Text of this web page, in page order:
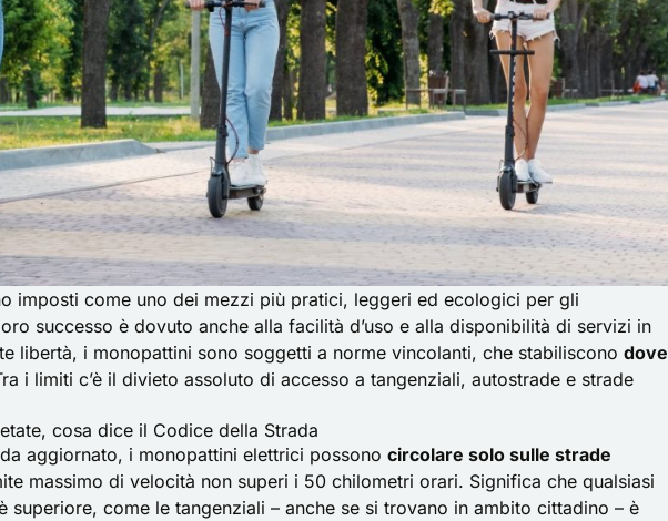
imposti come uno dei mezzi più pratici, leggeri ed ecologici per gli
successo è dovuto anche alla facilità d’uso e alla disponibilità di servizi in
libertà, i monopattini sono soggetti a norme vincolanti, che stabiliscono dove
i limiti c’è il divieto assoluto di accesso a tangenziali, autostrade e strade
cosa dice il Codice della Strada
aggiornato, i monopattini elettrici possono circolare solo sulle strade
massimo di velocità non superi i 50 chilometri orari. Significa che qualsiasi
superiore, come le tangenziali – anche se si trovano in ambito cittadino – è